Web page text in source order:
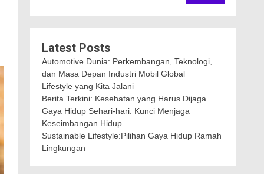
Latest Posts
Automotive Dunia: Perkembangan, Teknologi,
dan Masa Depan Industri Mobil Global
Lifestyle yang Kita Jalani
Berita Terkini: Kesehatan yang Harus Dijaga
Gaya Hidup Sehari-hari: Kunci Menjaga
Keseimbangan Hidup
Sustainable Lifestyle:Pilihan Gaya Hidup Ramah
Lingkungan